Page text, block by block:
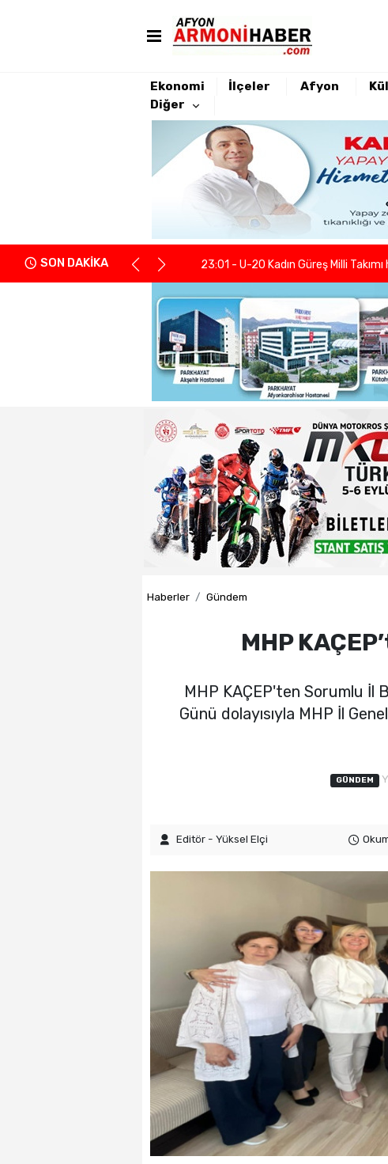
Ekonomi İlçeler Afyon
Diğer
SON DAKİKA
22:21 - Yeniden Refah Partisi
23:08 - PARKHAYAT Hastanesi'nde
23:04 - Afyonkarahisarlı berber ve
23:01 - U-20 Kadın Güreş Milli
22:55 - İGM Başkanı Siper: "Engelleri
22:37 - Kentsel Dönüşümde yeni
22:29 - Adnan Başkan'dan ısınma
22:26 - Badak ,Enver Paşa'nın
22:21 - Yeniden Refah Partisi haftalık
23:08 - PARKHAYAT Hastanesi'nde
Haberler Gündem
MHP
MHP KAÇEP'ten Sorumlu İl
Günü dolayısıyla MHP İl
GÜNDEM
Editör - Yüksel Elçi